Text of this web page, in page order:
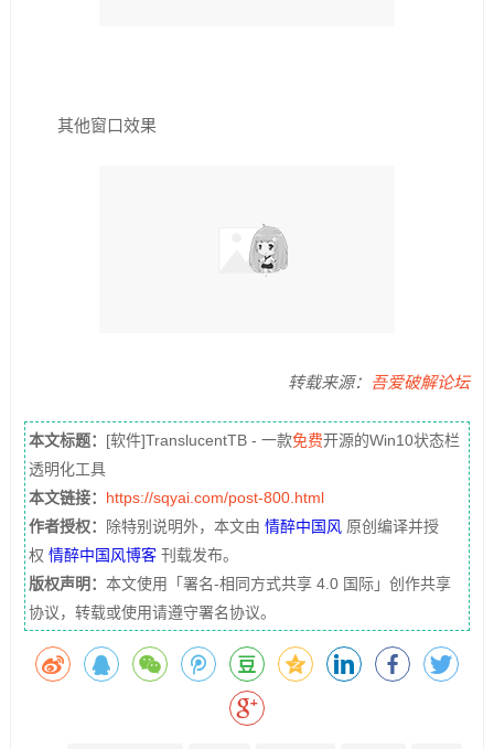
其他窗口效果
转载来源： 吾爱破解论坛
本文标题： [软件]TranslucentTB - 一款免费开源的Win10状态栏
透明化工具
本文链接： https://sqyai.com/post-800.html
作者授权：
除特别说明外，本文由 情醉中国风 原创编译并授
权 情醉中国风博客刊载发布。
版权声明： 本文使用「署名-相同方式共享 4.0 国际」创作共享
协议，转载或使用请遵守署名协议。